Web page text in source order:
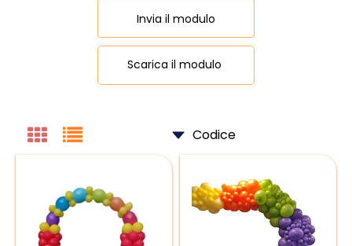
Invia il modulo
Scarica il modulo